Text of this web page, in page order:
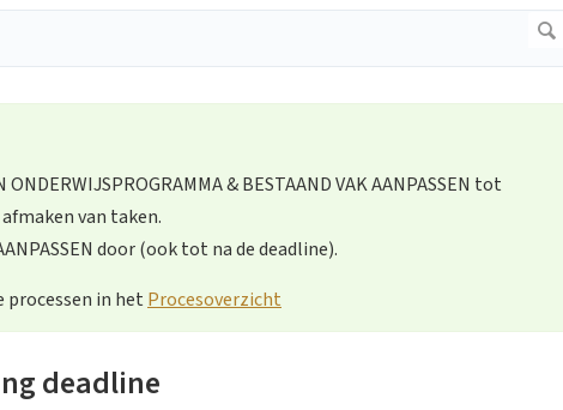
& BESTAAND VAK AANPASSEN tot
van taken.
door (ook tot na de deadline).
processen in het Procesoverzicht
deadline